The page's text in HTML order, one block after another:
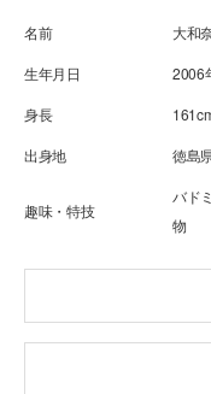
名前
大和
生年月日
2006
身長
出身地
徳島
趣味・特技
バド
物